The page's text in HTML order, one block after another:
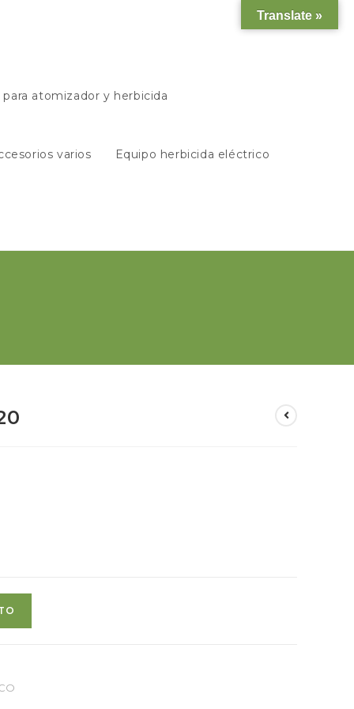
para atomizador y herbicida
varios Equipo herbicida eléctrico
Translate »